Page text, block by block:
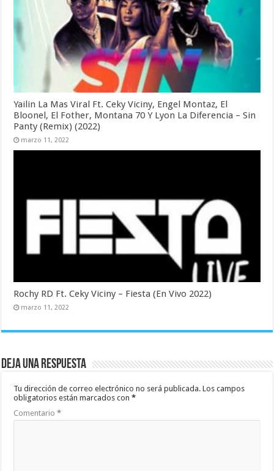
Yailin La Mas Viral Ft. Ceky Viciny, Engel Montaz, El
Bloonel, El Fother, Montana 70 Y Lyon La Diferencia – Sin
Panty (Remix) (2022)
marzo 11, 2022
Rochy RD Ft. Ceky Viciny – Fiesta (En Vivo 2022)
marzo 11, 2022
Deja una respuesta
Tu dirección de correo electrónico no será publicada. Los campos
obligatorios están marcados con*
Comentario*